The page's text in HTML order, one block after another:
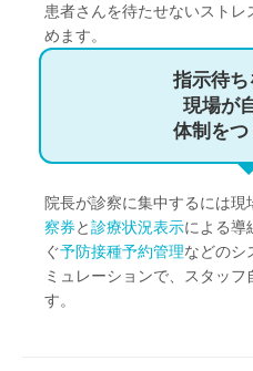
患者さんを待たせないスト
めます。
指示待ち
現場が
体制を
院長が診察に集中するには現
察券と診療状況表示による導
ぐ予防接種予約管理などのシ
ミュレーションで、スタッ
す。